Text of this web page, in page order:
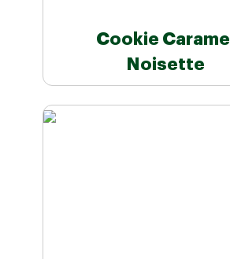
Cookie Caramel
Noisette